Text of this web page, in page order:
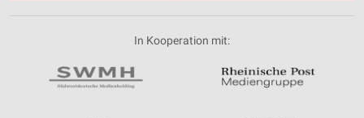
In Kooperation mit: